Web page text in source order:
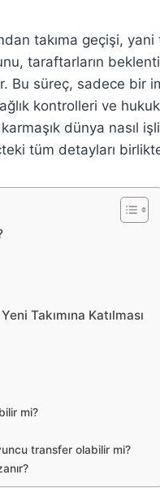
takıma geçişi,
taraftarların
Bu süreç, sadece bir
kontrolleri ve
dünya nasıl
tüm detayları
Takımına Katılması
mi?
transfer olabilir mi?